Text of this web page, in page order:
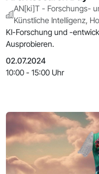
AN[ki]T - Forschungs-
Künstliche Intelligenz,
KI-Forschung und -
Ausprobieren.
02.07.2024
10:00 - 15:00 Uhr